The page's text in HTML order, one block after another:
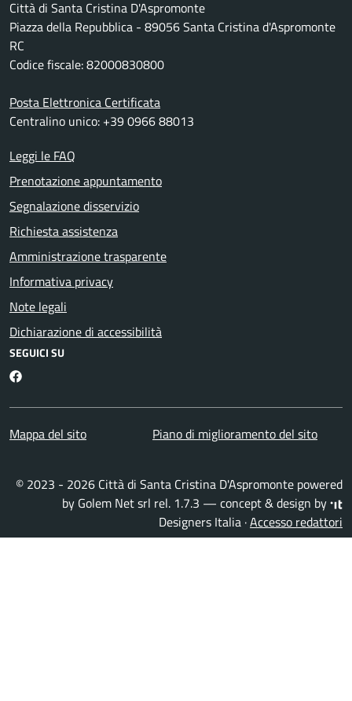
Città di Santa Cristina D'Aspromonte
Piazza della Repubblica - 89056 Santa Cristina d'Aspromonte
RC
Codice fiscale: 82000830800
Posta Elettronica Certificata
Centralino unico: +39 0966 88013
Leggi le FAQ
Prenotazione appuntamento
Segnalazione disservizio
Richiesta assistenza
Amministrazione trasparente
Informativa privacy
Note legali
Dichiarazione di accessibilità
SEGUICI SU
Facebook
Mappa del sito Piano di miglioramento del sito
© 2023 - 2026 Città di Santa Cristina D'Aspromonte powered
by Golem Net srl rel. 1.7.3 — concept & design by
Designers Italia ·Accesso redattori